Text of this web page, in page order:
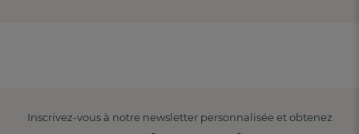
Inscrivez-vous à notre newsletter personnalisée et obtenez